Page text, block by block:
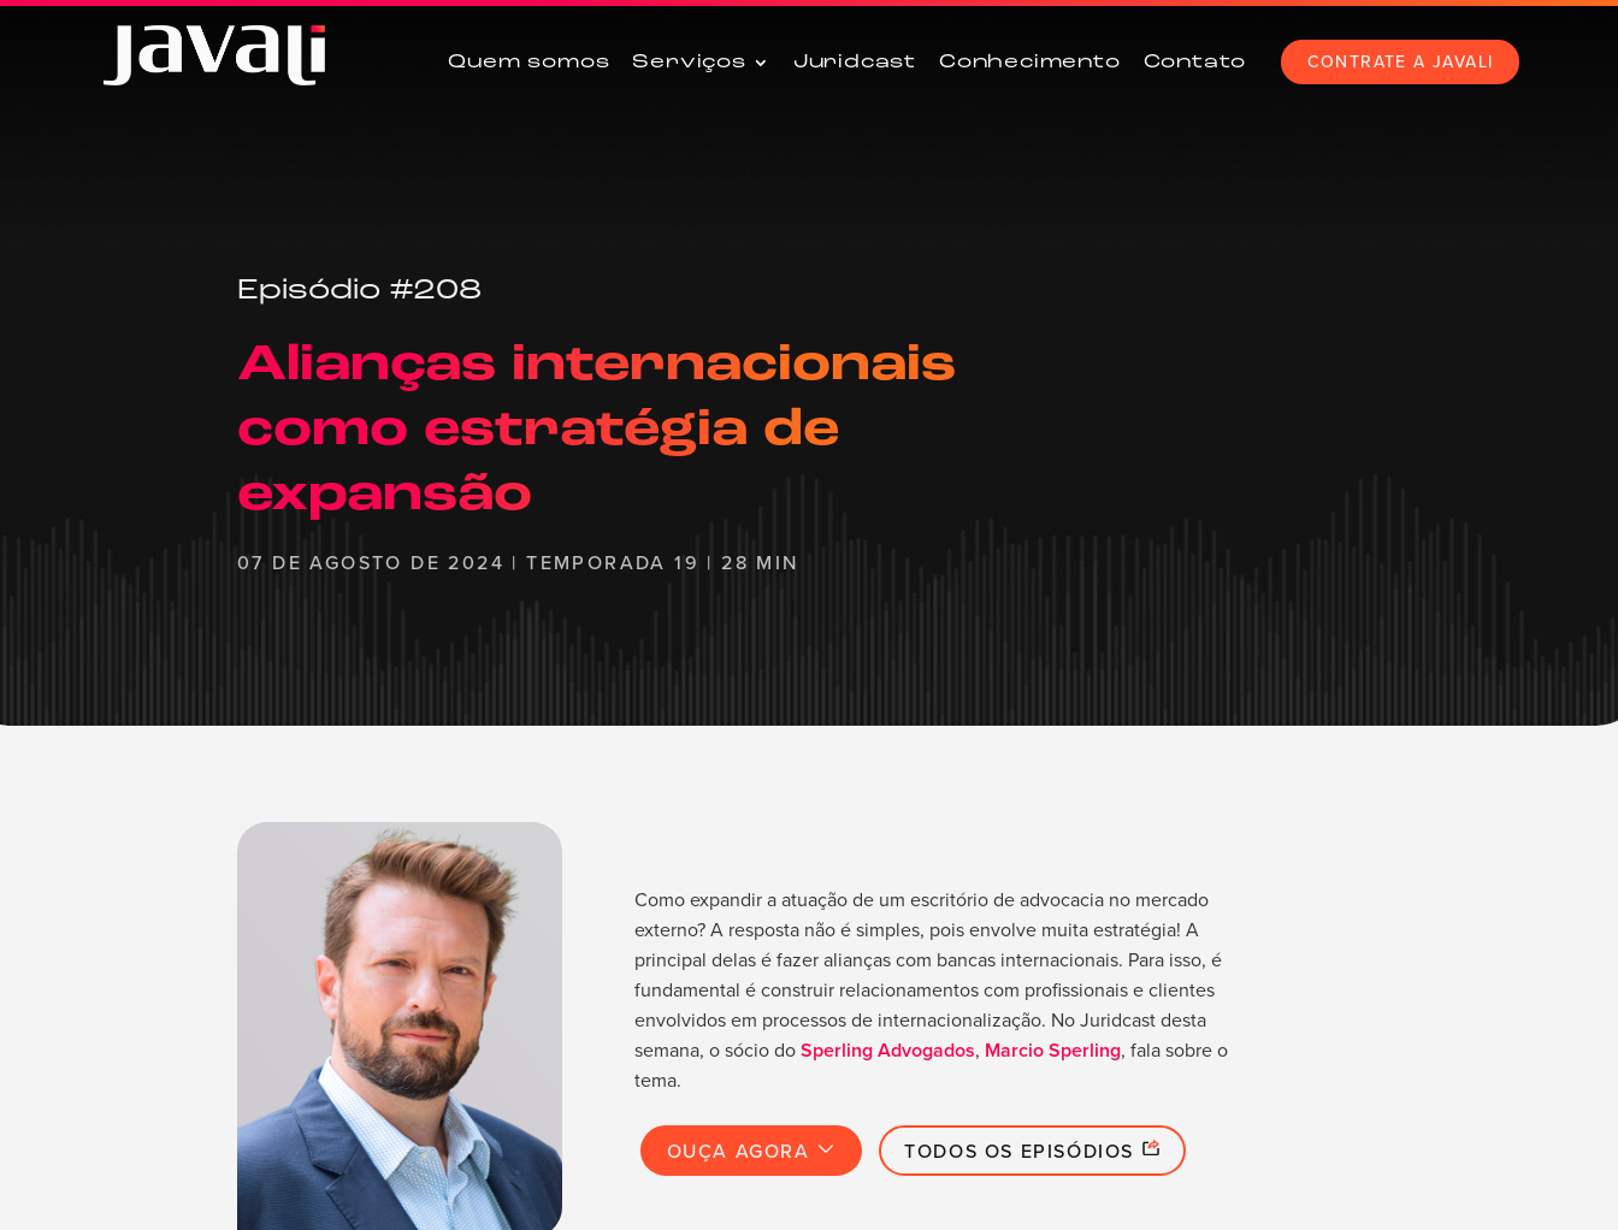
Quem somos Serviços Juridcast Conhecimento Contato CONTRATE A JAVALI
Episódio #208
Alianças internacionais
como estratégia de
expansão
07 DE AGOSTO DE 2024 | TEMPORADA 19 | 28 MIN
Como expandir a atuação de um escritório de advocacia no mercado
externo? A resposta não é simples, pois envolve muita estratégia! A
principal delas é fazer alianças com bancas internacionais. Para isso, é
fundamental é construir relacionamentos com profissionais e clientes
envolvidos em processos de internacionalização. No Juridcast desta
semana, o sócio doSperling Advogados, Marcio Sperling, fala sobre o
tema.
OUÇA AGORA TODOS OS EPISÓDIOS